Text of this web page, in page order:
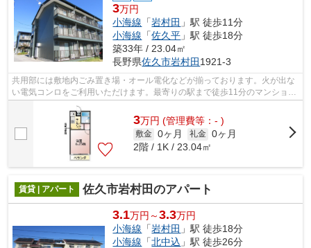
3万円
小海線 「岩村田 」駅 徒歩11分
小海線 「佐久平 」駅 徒歩18分
築33年 / 23.04㎡
長野県佐久市岩村田 1921-3
共用部には敷地内ごみ置き場・オール電化などが揃っております。火が出な
い電気コンロをご利用いただけます。最寄りの駅まで徒歩11分のマンション
です。駐輪場付きの物件です。
3万円 (管理費等：- )
敷金 0ヶ月 礼金 0ヶ月
2階 / 1K / 23.04㎡
賃貸 | アパート 佐久市岩村田のアパート
3.1万円～3.3万円
小海線 「岩村田 」駅 徒歩18分
小海線 「北中込 」駅 徒歩26分